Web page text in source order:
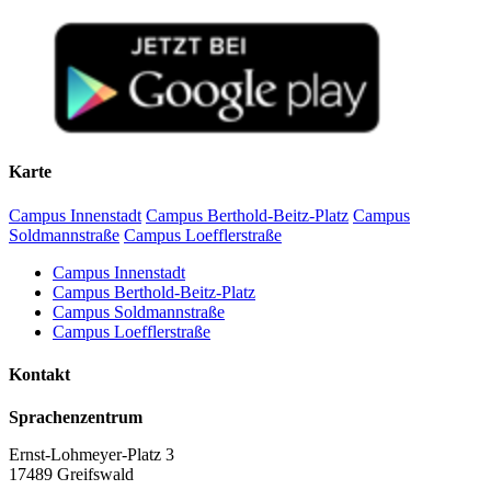
Karte
Campus Innenstadt Campus Berthold-Beitz-Platz Campus
Soldmannstraße Campus Loefflerstraße
Campus Innenstadt
Campus Berthold-Beitz-Platz
Campus Soldmannstraße
Campus Loefflerstraße
Kontakt
Sprachenzentrum
Ernst-Lohmeyer-Platz 3
17489 Greifswald